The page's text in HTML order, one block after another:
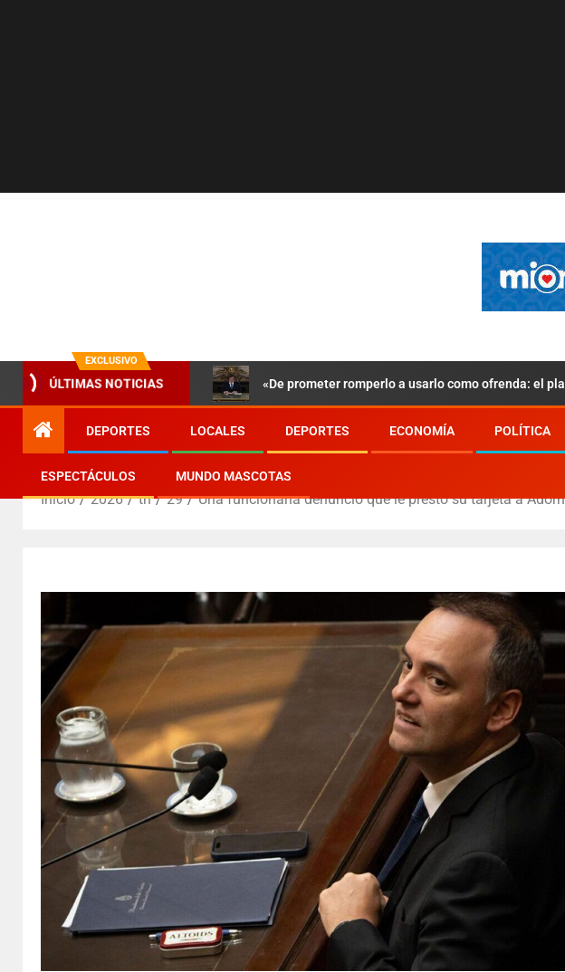
EXCLUSIVO
ÚLTIMAS NOTICIAS «De prometer romperlo a usarlo como ofrenda: el
DEPORTES LOCALES DEPORTES ECONOMÍA POLÍTICA
ESPECTÁCULOS MUNDO MASCOTAS
Inicio 2026 th 29 Una funcionaria denunció que le prestó su tarjeta a